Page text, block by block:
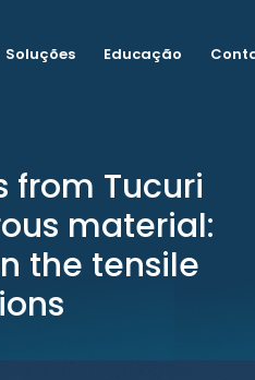
Soluções Educação
from Tucuri
material:
the tensile